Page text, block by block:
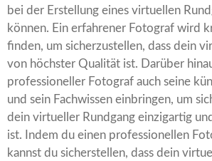
bei der Erstellung eines virtuellen
können. Ein erfahrener Fotograf wird
finden, um sicherzustellen, dass dein
von höchster Qualität ist. Darüber
professioneller Fotograf auch seine
und sein Fachwissen einbringen, um
dein virtueller Rundgang einzigartig
ist. Indem du einen professionellen
kannst du sicherstellen, dass dein